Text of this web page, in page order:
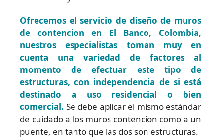
Ofrecemos el servicio de diseño de muros
de contencion en El Banco, Colombia,
nuestros especialistas toman muy en
cuenta una variedad de factores al
momento de efectuar este tipo de
estructuras, con independencia de si está
destinado a uso residencial o bien
comercial. Se debe aplicar el mismo estándar
de cuidado a los muros contencion como a un
puente, en tanto que las dos son estructuras.